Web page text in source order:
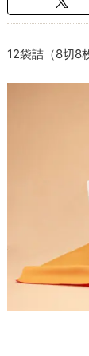
12袋詰（8切8